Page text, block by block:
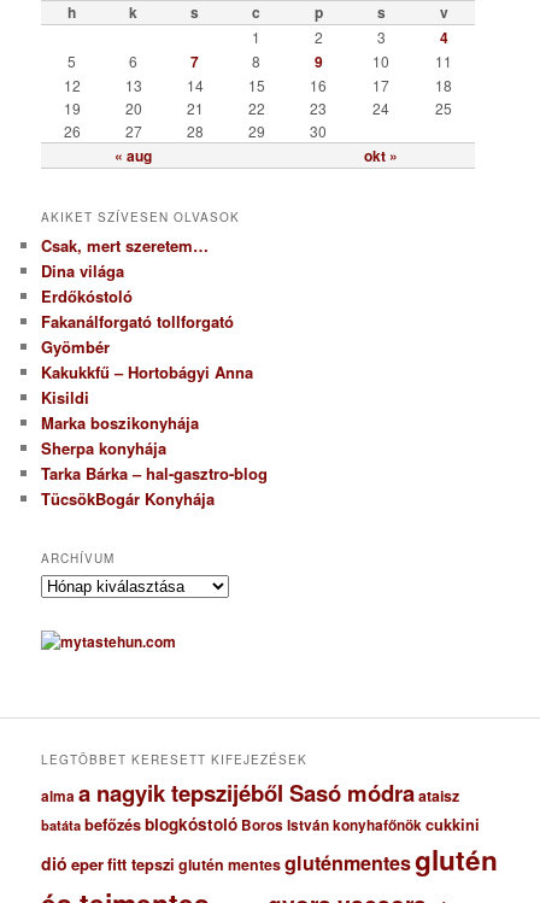
r
h k s c p s v
« aug okt »
1 2 3 4
5 6 7 8 9 10
11
12
13 14 15 16 17
18
19
20 21 22 23 24
25
26
27 28 29 30
AKIKET SZÍVESEN OLVASOK
Csak, mert szeretem…
Dina világa
Erdőkóstoló
Fakanálforgató tollforgató
Gyömbér
Kakukkfű – Hortobágyi Anna
Kisildi
Marka boszikonyhája
Sherpa konyhája
Tarka Bárka – hal-gasztro-blog
TücsökBogár Konyhája
ARCHÍVUM
A
c
h
u
LEGTÖBBET KERESETT KIFEJEZÉSEK
almaa nagyik tepszijéből Sasó módraataisz
batáta befőzésblogkóstoló Boros István konyhafőnökcukkini
dió eperfitt tepszi glutén mentesgluténmentesglutén